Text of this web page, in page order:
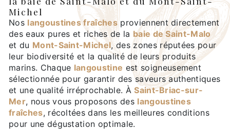
Michel
Nos langoustines fraîches proviennent directement
des eaux pures et riches de la baie de Saint-Malo
et du Mont-Saint-Michel, des zones réputées pour
leur biodiversité et la qualité de leurs produits
marins. Chaque langoustine est soigneusement
sélectionnée pour garantir des saveurs authentiques
et une qualité irréprochable. ÀSaint-Briac-sur-
Mer, nous vous proposons des langoustines
fraîches, récoltées dans les meilleures conditions
pour une dégustation optimale.